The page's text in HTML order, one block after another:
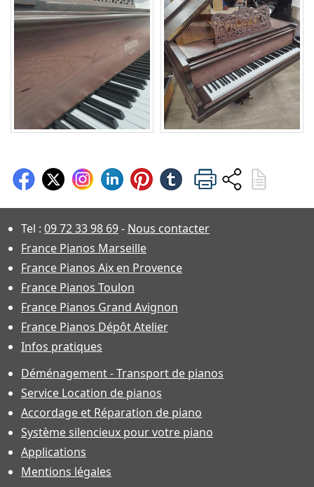
Tel : 09 72 33 98 69- Nous contacter
France Pianos Marseille
France Pianos Aix en Provence
France Pianos Toulon
France Pianos Grand Avignon
France Pianos Dépôt Atelier
Infos pratiques
Déménagement - Transport de pianos
Service Location de pianos
Accordage et Réparation de piano
Système silencieux pour votre piano
Applications
Mentions légales